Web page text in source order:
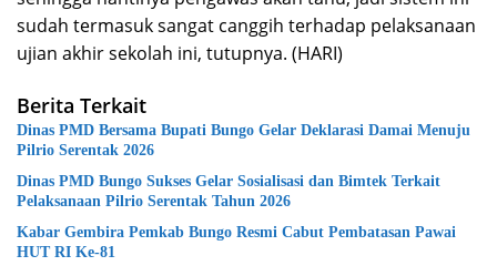
sudah termasuk sangat canggih terhadap pelaksanaan
ujian akhir sekolah ini, tutupnya. (HARI)
Berita Terkait
Dinas PMD Bersama Bupati Bungo Gelar Deklarasi Damai Menuju
Pilrio Serentak 2026
Dinas PMD Bungo Sukses Gelar Sosialisasi dan Bimtek Terkait
Pelaksanaan Pilrio Serentak Tahun 2026
Kabar Gembira Pemkab Bungo Resmi Cabut Pembatasan Pawai
HUT RI Ke-81